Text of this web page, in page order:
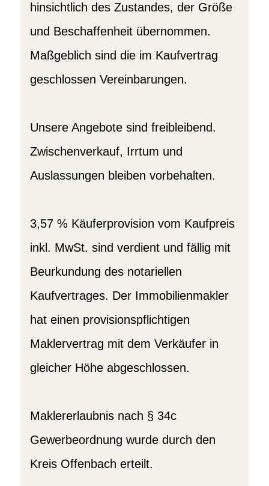
hinsichtlich des Zustandes, der Größe
und Beschaffenheit übernommen.
Maßgeblich sind die im Kaufvertrag
geschlossen Vereinbarungen.
Unsere Angebote sind freibleibend.
Zwischenverkauf, Irrtum und
Auslassungen bleiben vorbehalten.
3,57 % Käuferprovision vom Kaufpreis
inkl. MwSt. sind verdient und fällig mit
Beurkundung des notariellen
Kaufvertrages. Der Immobilienmakler
hat einen provisionspflichtigen
Maklervertrag mit dem Verkäufer in
gleicher Höhe abgeschlossen.
Maklererlaubnis nach § 34c
Gewerbeordnung wurde durch den
Kreis Offenbach erteilt.